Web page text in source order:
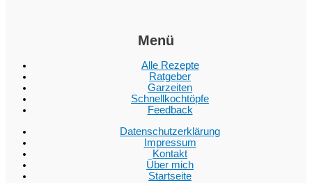
Menü
Alle Rezepte
Ratgeber
Garzeiten
Schnellkochtöpfe
Feedback
Datenschutzerklärung
Impressum
Kontakt
Über mich
Startseite